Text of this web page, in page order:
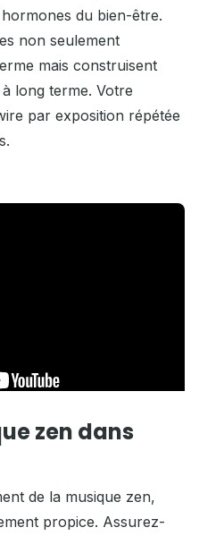
du bien-être.
non seulement
mais construisent
long terme. Votre
par exposition répétée
zen dans
de la musique zen,
propice. Assurez-